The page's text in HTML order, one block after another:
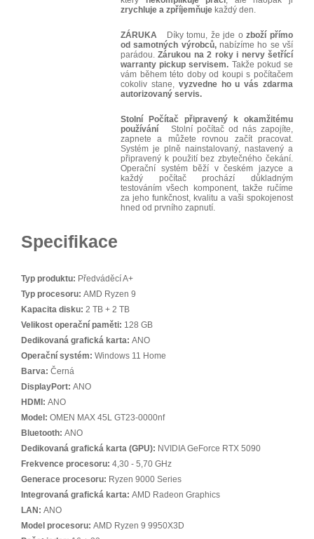
zrychluje a zpříjemňuje každý den.
ZÁRUKA Díky tomu, že jde ozboží přímo
od samotných výrobců,nabízíme ho se vší
parádou.Zárukou na 2 roky i nervy šetřící
warranty pickup servisem. Takže pokud se
vám během této doby od koupi s počítačem
cokoliv stane, vyzvedne ho u vás zdarma
autorizovaný servis.
Stolní Počítač připravený k okamžitému
používání Stolní počítač od nás zapojíte,
zapnete a můžete rovnou začít pracovat.
Systém je plně nainstalovaný, nastavený a
připravený k použití bez zbytečného čekání.
Operační systém běží v českém jazyce a
každý počítač prochází důkladným
testováním všech komponent, takže ručíme
za jeho funkčnost, kvalitu a vaši spokojenost
hned od prvního zapnutí.
Specifikace
Typ produktu: Předváděcí A+
Typ procesoru: AMD Ryzen 9
Kapacita disku: 2 TB + 2 TB
Velikost operační paměti: 128 GB
Dedikovaná grafická karta: ANO
Operační systém: Windows 11 Home
Barva: Černá
DisplayPort: ANO
HDMI: ANO
Model: OMEN MAX 45L GT23-0000nf
Bluetooth: ANO
Dedikovaná grafická karta (GPU): NVIDIA GeForce RTX 5090
Frekvence procesoru: 4,30 - 5,70 GHz
Generace procesoru: Ryzen 9000 Series
Integrovaná grafická karta: AMD Radeon Graphics
LAN: ANO
Model procesoru: AMD Ryzen 9 9950X3D